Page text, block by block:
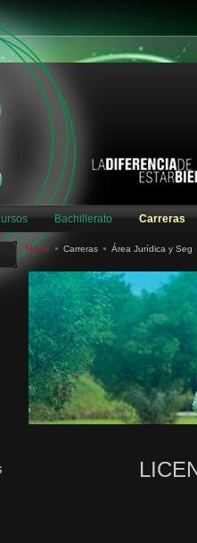
Bachillerato Carreras
Home Carreras Área Jurídica y Seg